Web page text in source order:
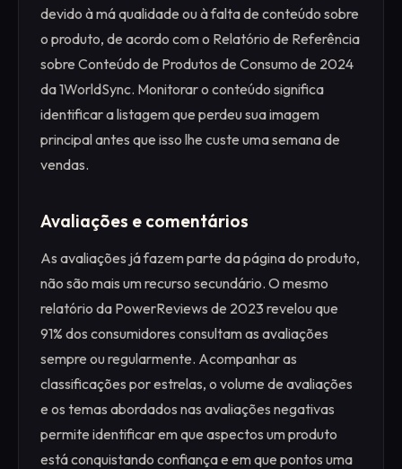
devido à má qualidade ou à falta de conteúdo sobre
o produto, de acordo com o Relatório de Referência
sobre Conteúdo de Produtos de Consumo de 2024
da 1WorldSync. Monitorar o conteúdo significa
identificar a listagem que perdeu sua imagem
principal antes que isso lhe custe uma semana de
vendas.
Avaliações e comentários
As avaliações já fazem parte da página do produto,
não são mais um recurso secundário. O mesmo
relatório da PowerReviews de 2023 revelou que
91% dos consumidores consultam as avaliações
sempre ou regularmente. Acompanhar as
classificações por estrelas, o volume de avaliações
e os temas abordados nas avaliações negativas
permite identificar em que aspectos um produto
está conquistando confiança e em que pontos uma